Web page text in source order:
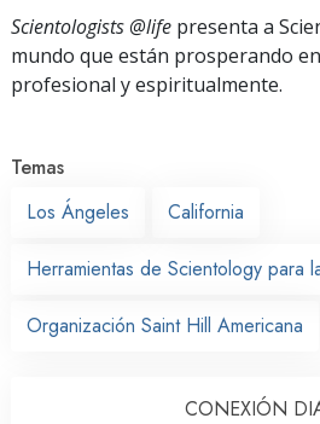
Scientologists @life presenta a
mundo que están prosperando
profesional y espiritualmente.
Temas
Los Ángeles
California
Herramientas de Scientology para
Organización Saint Hill Americana
CONEXIÓN